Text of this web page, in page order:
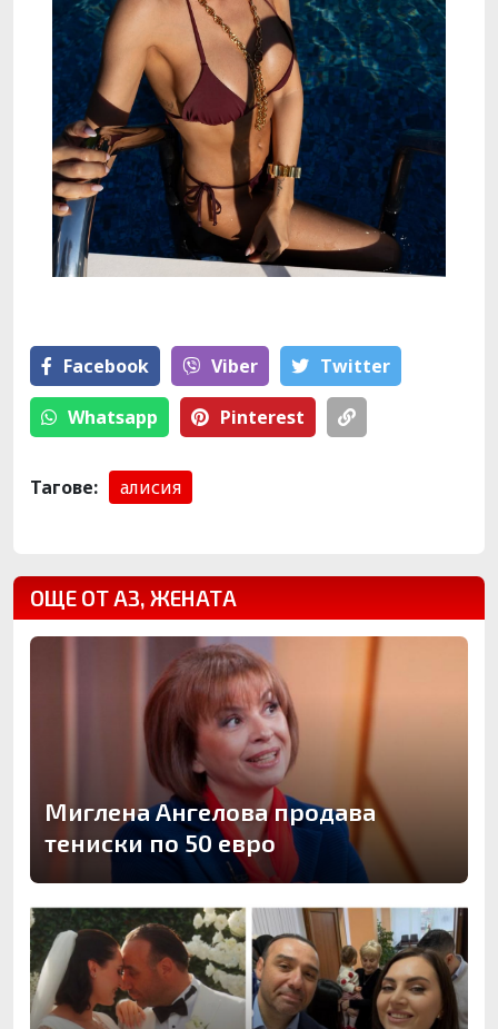
Facebook Viber Тwitter
Whatsapp Pinterest
Тагове: алисия
ОЩЕ ОТ АЗ, ЖЕНАТА
Миглена Ангелова продава
тениски по 50 евро